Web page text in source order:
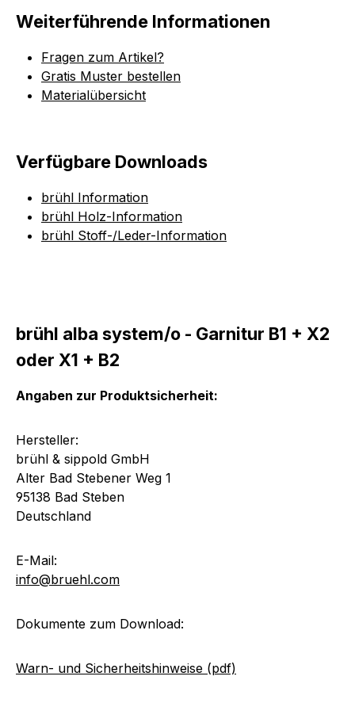
Weiterführende Informationen
Fragen zum Artikel?
Gratis Muster bestellen
Materialübersicht
Verfügbare Downloads
brühl Information
brühl Holz-Information
brühl Stoff-/Leder-Information
brühl alba system/o - Garnitur B1 + X2
oder X1 + B2
Angaben zur Produktsicherheit:
Hersteller:
brühl & sippold GmbH
Alter Bad Stebener Weg 1
95138 Bad Steben
Deutschland
E-Mail:
info@bruehl.com
Dokumente zum Download:
Warn- und Sicherheitshinweise (pdf)